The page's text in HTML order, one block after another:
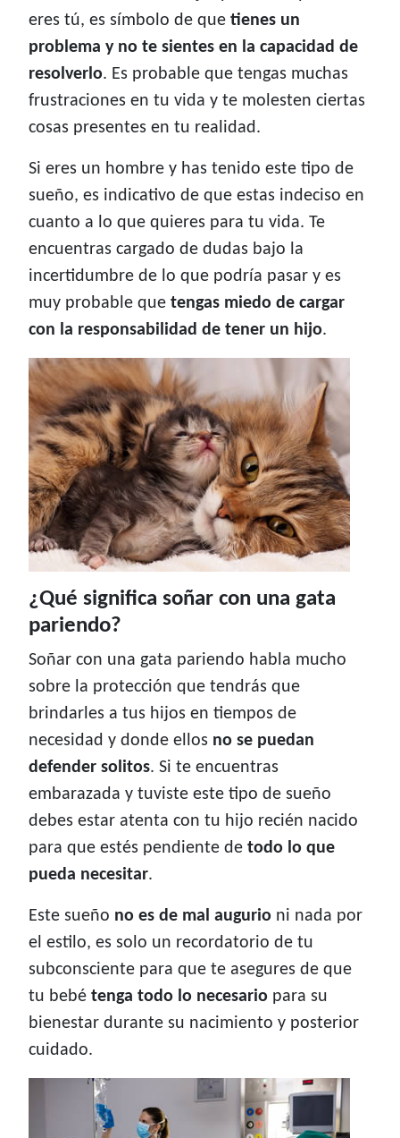
eres tú, es símbolo de que tienes un
problema y no te sientes en la capacidad de
resolverlo. Es probable que tengas muchas
frustraciones en tu vida y te molesten ciertas
cosas presentes en tu realidad.
Si eres un hombre y has tenido este tipo de
sueño, es indicativo de que estas indeciso en
cuanto a lo que quieres para tu vida. Te
encuentras cargado de dudas bajo la
incertidumbre de lo que podría pasar y es
muy probable que tengas miedo de cargar
con la responsabilidad de tener un hijo.
¿Qué significa soñar con una gata
pariendo?
Soñar con una gata pariendo habla mucho
sobre la protección que tendrás que
brindarles a tus hijos en tiempos de
necesidad y donde ellos no se puedan
defender solitos. Si te encuentras
embarazada y tuviste este tipo de sueño
debes estar atenta con tu hijo recién nacido
para que estés pendiente de todo lo que
pueda necesitar.
Este sueño no es de mal augurio ni nada por
el estilo, es solo un recordatorio de tu
subconsciente para que te asegures de que
tu bebé tenga todo lo necesario para su
bienestar durante su nacimiento y posterior
cuidado.